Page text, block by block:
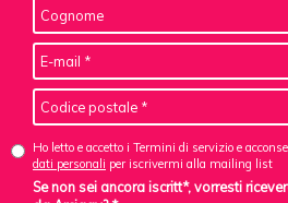
Ho letto e accetto i Termini di servizio e
dati personali per iscrivermi alla mailing list
Se non sei ancora iscritt*, vorresti